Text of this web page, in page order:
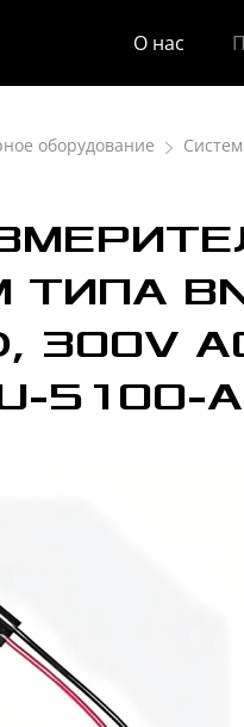
О нас
оборудование
300V
5100-